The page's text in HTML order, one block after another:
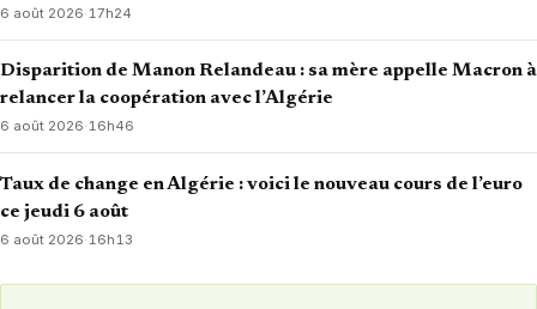
6 août 2026·17h24
Disparition de Manon Relandeau : sa mère appelle Macron à
relancer la coopération avec l’Algérie
6 août 2026·16h46
Taux de change en Algérie : voici le nouveau cours de l’euro
ce jeudi 6 août
6 août 2026· 16h13